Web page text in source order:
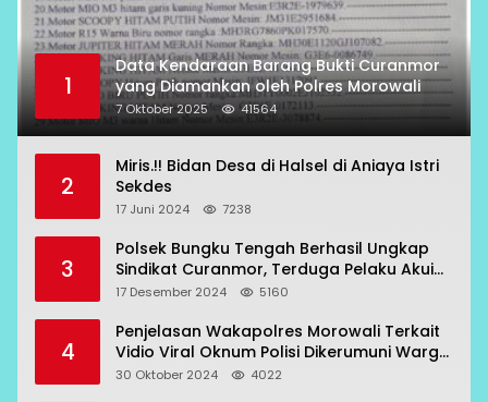
1
Data Kendaraan Barang Bukti Curanmor
yang Diamankan oleh Polres Morowali
7 Oktober 2025 41564
2
Miris.!! Bidan Desa di Halsel di Aniaya Istri
Sekdes
17 Juni 2024 7238
3
Polsek Bungku Tengah Berhasil Ungkap
Sindikat Curanmor, Terduga Pelaku Akui
Beraksi di 7 Lokasi
17 Desember 2024 5160
4
Penjelasan Wakapolres Morowali Terkait
Vidio Viral Oknum Polisi Dikerumuni Warga
Bahodopi
30 Oktober 2024 4022